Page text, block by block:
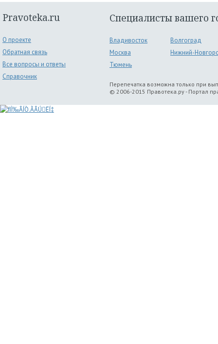
Pravoteka.ru
О проекте
Обратная связь
Все вопросы и ответы
Справочник
Специалисты вашего
Владивосток
Волгоград
Москва
Нижний-
Тюмень
Перепечатка возможна только при
© 2006-2015 Правотека.ру - Портал